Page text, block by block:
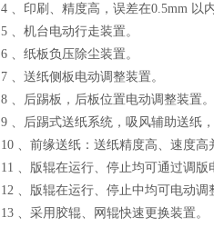
4 、印刷、精度高，误差在0.5mm 以内
5 、机台电动行走装置。
6 、纸板负压除尘装置。
7 、送纸侧板电动调整装置。
8 、后踢板，后板位置电动调整装置。
9 、后踢式送纸系统，吸风辅助送纸
10 、前缘送纸：送纸精度高、速度
11 、版辊在运行、停止均可通过调
12 、版辊在运行、停止中均可电动
13 、采用胶辊、网辊快速更换装置。